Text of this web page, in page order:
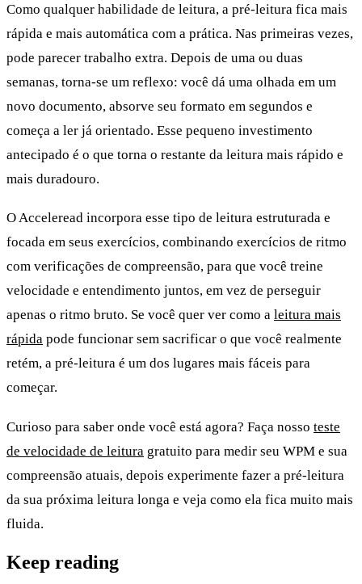
Como qualquer habilidade de leitura, a pré-leitura fica mais
rápida e mais automática com a prática. Nas primeiras vezes,
pode parecer trabalho extra. Depois de uma ou duas
semanas, torna-se um reflexo: você dá uma olhada em um
novo documento, absorve seu formato em segundos e
começa a ler já orientado. Esse pequeno investimento
antecipado é o que torna o restante da leitura mais rápido e
mais duradouro.
O Acceleread incorpora esse tipo de leitura estruturada e
focada em seus exercícios, combinando exercícios de ritmo
com verificações de compreensão, para que você treine
velocidade e entendimento juntos, em vez de perseguir
apenas o ritmo bruto. Se você quer ver como a leitura mais
rápida pode funcionar sem sacrificar o que você realmente
retém, a pré-leitura é um dos lugares mais fáceis para
começar.
Curioso para saber onde você está agora? Faça nosso teste
de velocidade de leitura gratuito para medir seu WPM e sua
compreensão atuais, depois experimente fazer a pré-leitura
da sua próxima leitura longa e veja como ela fica muito mais
fluida.
Keep reading